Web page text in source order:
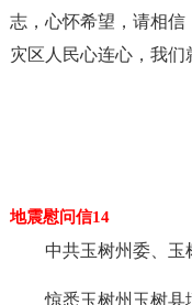
志，心怀希望，请相
灾区人民心连心，我们
地震慰问信14
中共玉树州委、玉
惊悉玉树州玉树县